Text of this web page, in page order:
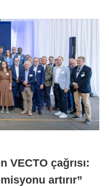
VECTO çağrısı:
artırır”